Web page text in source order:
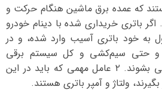
۲ عاملی هستند که عمده برق ماشین هنگام حرکت و
باتری خریداری شده با دینام خودرو
به خود باتری آسیب وارد شده، و در
و حتی سیم‌کشی و کل سیستم برقی
ماشین نیز متحمل صدماتی بشوند. ۲ عامل مهمی که باید در این
ولتاژ و آمپر باتری هستند.